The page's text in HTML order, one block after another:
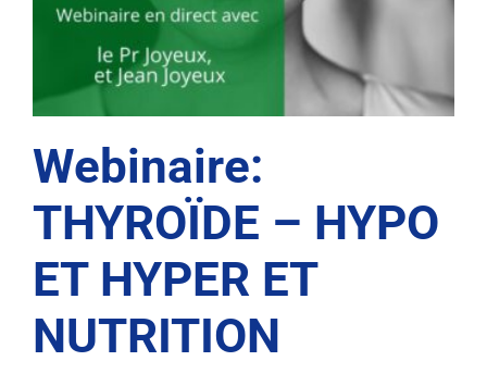
Webinaire:
THYROÏDE – HYPO
ET HYPER ET
NUTRITION